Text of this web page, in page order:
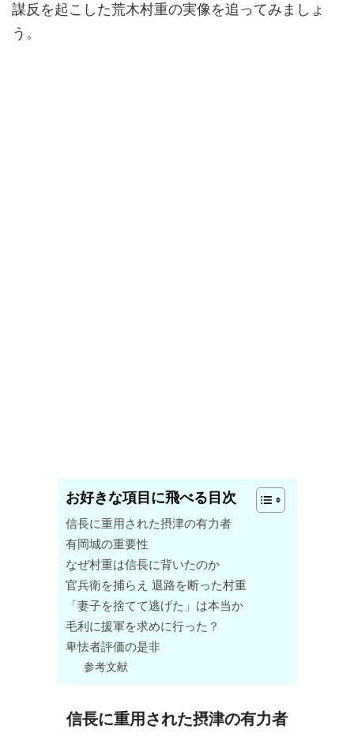
謀反を起こした荒木村重の実像を追ってみましょ
う。
お好きな項目に飛べる目次
信長に重用された摂津の有力者
有岡城の重要性
なぜ村重は信長に背いたのか
官兵衛を捕らえ 退路を断った村重
「妻子を捨てて逃げた」は本当か
毛利に援軍を求めに行った？
卑怯者評価の是非
参考文献
信長に重用された摂津の有力者